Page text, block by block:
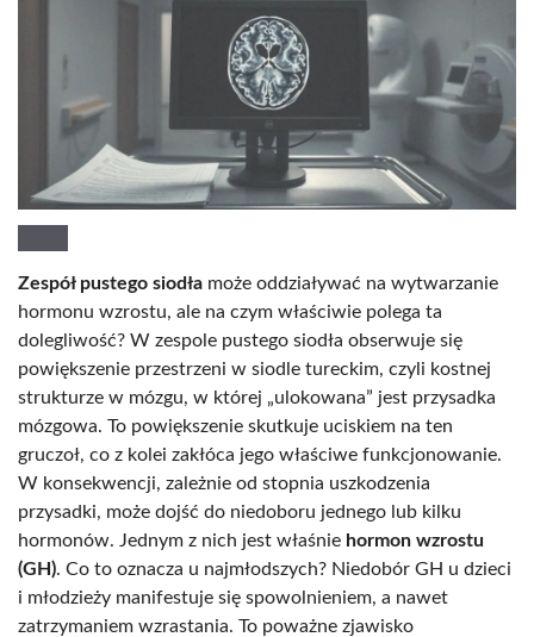
Zespół pustego siodła może oddziaływać na wytwarzanie
hormonu wzrostu, ale na czym właściwie polega ta
dolegliwość? W zespole pustego siodła obserwuje się
powiększenie przestrzeni w siodle tureckim, czyli kostnej
strukturze w mózgu, w której „ulokowana” jest przysadka
mózgowa. To powiększenie skutkuje uciskiem na ten
gruczoł, co z kolei zakłóca jego właściwe funkcjonowanie.
W konsekwencji, zależnie od stopnia uszkodzenia
przysadki, może dojść do niedoboru jednego lub kilku
hormonów. Jednym z nich jest właśnie hormon wzrostu
(GH). Co to oznacza u najmłodszych? Niedobór GH u dzieci
i młodzieży manifestuje się spowolnieniem, a nawet
zatrzymaniem wzrastania. To poważne zjawisko